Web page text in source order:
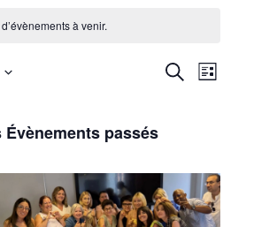
à venir.
Recherche
Recherche
de
Liste
Évènements passés